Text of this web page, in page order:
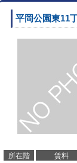
平岡公園東11
所在階 賃料